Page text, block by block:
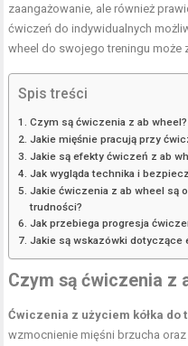
zaangażowanie, ale również
ćwiczeń do indywidualnych
wheel do swojego treningu może
Spis treści
Czym są ćwiczenia z ab wheel?
Jakie mięśnie pracują przy
Jakie są efekty ćwiczeń z ab
Jak wygląda technika i
Jakie ćwiczenia z ab wheel są
trudności?
Jak przebiega progresja
Jakie są wskazówki dotyczące
Czym są ćwiczenia z
Ćwiczenia z użyciem kółka do
wzmocnienie mięśni brzucha oraz